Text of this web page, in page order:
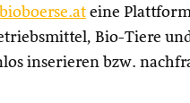
eine
Bio-Tiere
inserieren bzw.